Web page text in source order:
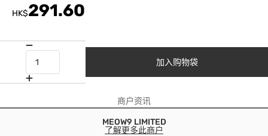
HK$291.60
加入购物袋
商户资讯
MEOW9 LIMITED
了解更多此商户